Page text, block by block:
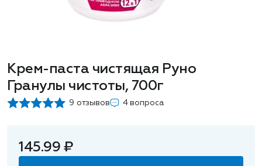
Крем-паста чистящая Руно
Гранулы чистоты, 700г
9 отзывов 4 вопроса
145.99 ₽